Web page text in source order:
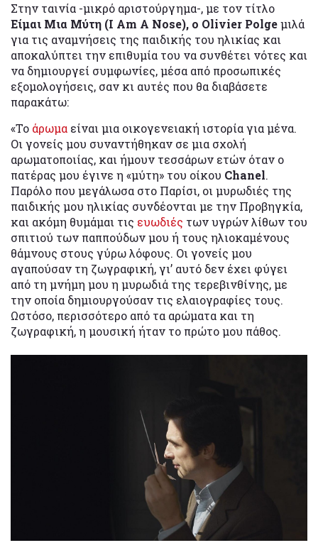
Στην ταινία -μικρό αριστούργημα-, με τον τίτλο
Είμαι Μια Μύτη (I Am A Nose), ο Olivier Polgeμιλά
για τις αναμνήσεις της παιδικής του ηλικίας και
αποκαλύπτει την επιθυμία του να συνθέτει νότες και
να δημιουργεί συμφωνίες, μέσα από προσωπικές
εξομολογήσεις, σαν κι αυτές που θα διαβάσετε
παρακάτω:
«Το άρωμα είναι μια οικογενειακή ιστορία για μένα.
Οι γονείς μου συναντήθηκαν σε μια σχολή
αρωματοποιίας, και ήμουν τεσσάρων ετών όταν ο
πατέρας μου έγινε η «μύτη» του οίκου Chanel.
Παρόλο που μεγάλωσα στο Παρίσι, οι μυρωδιές της
παιδικής μου ηλικίας συνδέονται με την Προβηγκία,
και ακόμη θυμάμαι τις ευωδιές των υγρών λίθων του
σπιτιού των παππούδων μου ή τους ηλιοκαμένους
θάμνους στους γύρω λόφους. Οι γονείς μου
αγαπούσαν τη ζωγραφική, γι’ αυτό δεν έχει φύγει
από τη μνήμη μου η μυρωδιά της τερεβινθίνης, με
την οποία δημιουργούσαν τις ελαιογραφίες τους.
Ωστόσο, περισσότερο από τα αρώματα και τη
ζωγραφική, η μουσική ήταν το πρώτο μου πάθος.